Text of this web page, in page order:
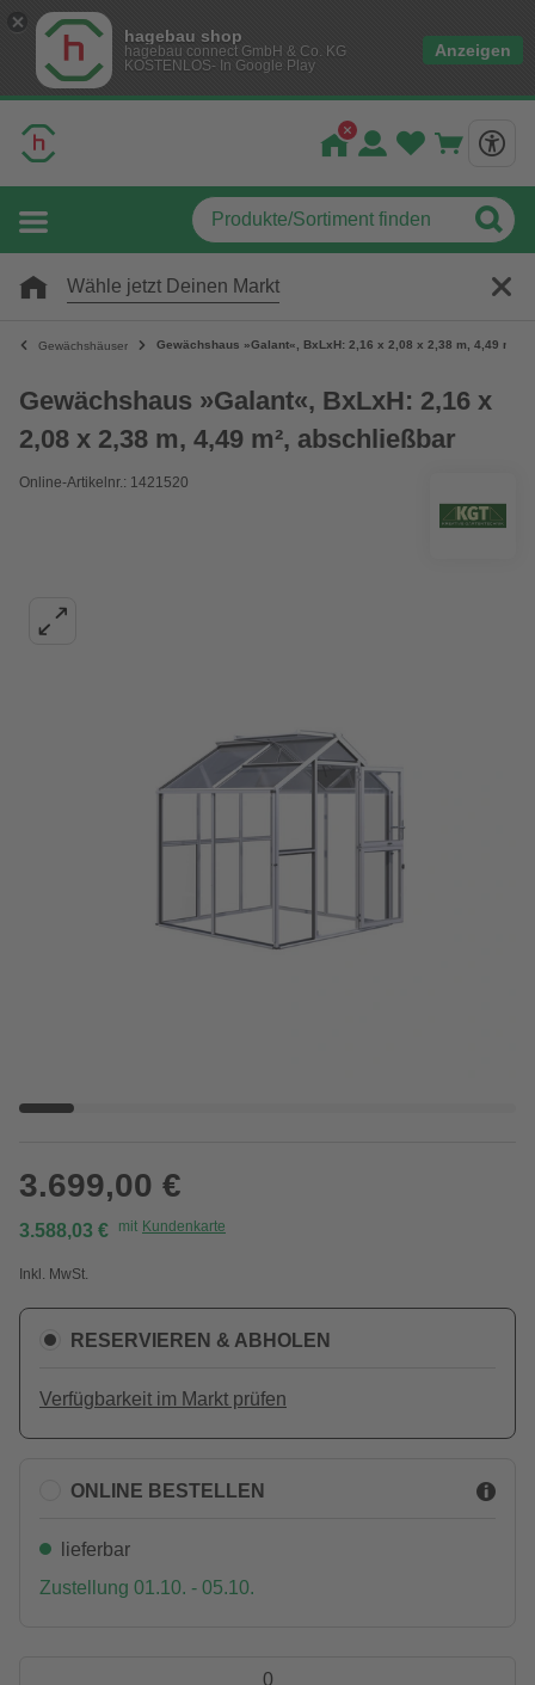
hagebau shop
hagebau connect GmbH & Co. KG
KOSTENLOS- In Google Play
Anzeigen
Wähle jetzt Deinen Markt
Gewächshäuser Gewächshaus »Galant«, BxLxH: 2,16 x 2,08 x 2,38 m, 4,49 m²,
Gewächshaus »Galant«, BxLxH: 2,16 x
2,08 x 2,38 m, 4,49 m², abschließbar
Online-Artikelnr.: 1421520
3.699,00 €
3.588,03 € mit Kundenkarte
Inkl. MwSt.
RESERVIEREN & ABHOLEN
Verfügbarkeit im Markt prüfen
ONLINE BESTELLEN
lieferbar
Zustellung 01.10. - 05.10.